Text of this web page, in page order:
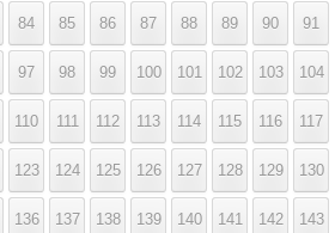
84 85 86 87 88 89 90 91
97 98 99 100 101 102 103 104
110 111 112 113 114 115 116 117
123 124 125 126 127 128 129 130
136 137 138 139 140 141 142 143